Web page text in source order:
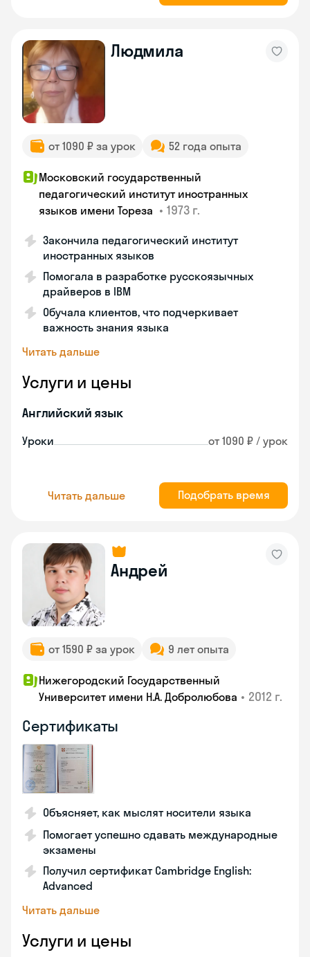
Людмила
от 1090 ₽ за урок 52 года опыта
Московский государственный
педагогический институт иностранных
языков имени Тореза • 1973 г.
Закончила педагогический институт
иностранных языков
Помогала в разработке русскоязычных
драйверов в IBM
Обучала клиентов, что подчеркивает
важность знания языка
Читать дальше
Услуги и цены
Английский язык
Уроки от 1090 ₽ / урок
Читать дальше Подобрать время
Андрей
от 1590 ₽ за урок 9 лет опыта
Нижегородский Государственный
Университет имени Н.А. Добролюбова • 2012 г.
Сертификаты
Объясняет, как мыслят носители языка
Помогает успешно сдавать международные
экзамены
Получил сертификат Cambridge English:
Advanced
Читать дальше
Услуги и цены